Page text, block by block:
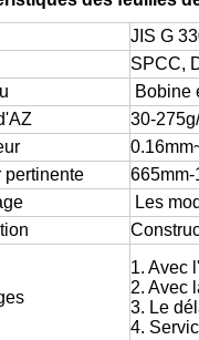
JIS G
SPCC,
Bobine
30-
pertinente
Les
1. Avec
2. Avec
3. Le
4.